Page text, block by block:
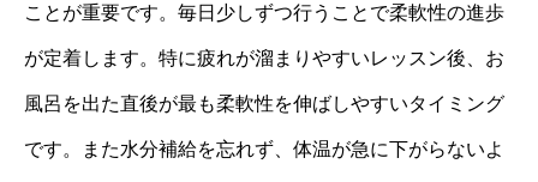
ことが重要です。毎日少しずつ行うことで柔軟性の進歩
が定着します。特に疲れが溜まりやすいレッスン後、お
風呂を出た直後が最も柔軟性を伸ばしやすいタイミング
です。また水分補給を忘れず、体温が急に下がらないよ